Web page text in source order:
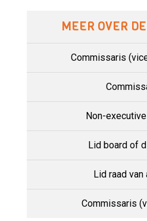
MEER OVER
Commissaris
Non-
Lid board of
Lid raad
Commissaris